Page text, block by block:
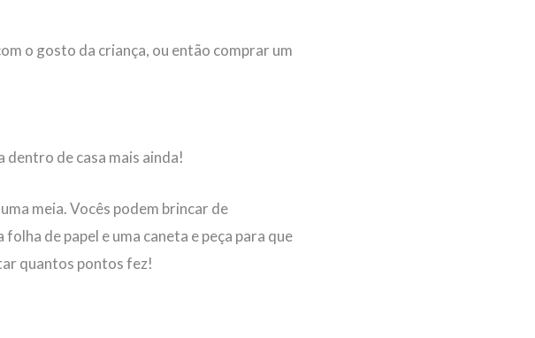
o gosto da criança, ou então comprar um
de casa mais ainda!
meia. Vocês podem brincar de
de papel e uma caneta e peça para que
quantos pontos fez!